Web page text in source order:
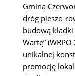
Gmina
dróg pieszo-
budową
Wartę”
unikalnej
promocję